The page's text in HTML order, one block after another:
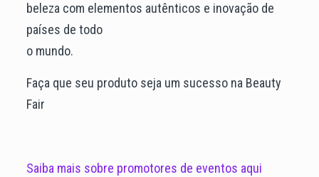
beleza com elementos autênticos e inovação de
países de todo
o mundo.
Faça que seu produto seja um sucesso na Beauty
Fair
Saiba mais sobre promotores de eventos aqui